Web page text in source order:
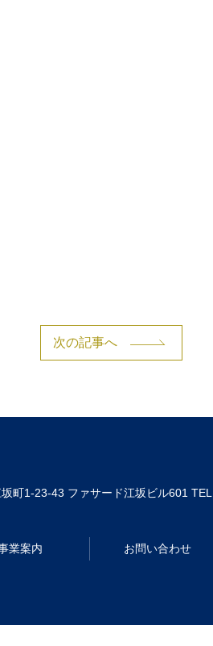
次の記事へ
町1-23-43 ファサード江坂ビル601
業案内 お問い合わせ